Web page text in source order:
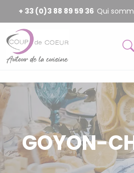
+ 33 (0)3 88 89 59 36 Qui
GOYON-
Panneau de gestion des cookies